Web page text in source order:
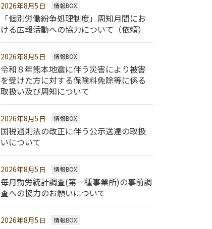
2026年8月5日 情報BOX
「個別労働紛争処理制度」周知月間にお
ける広報活動への協力について（依頼）
2026年8月5日 情報BOX
令和８年熊本地震に伴う災害により被害
を受けた方に対する保険料免除等に係る
取扱い及び周知について
2026年8月5日 情報BOX
国税通則法の改正に伴う公示送達の取扱
いについて
2026年8月5日 情報BOX
毎月勤労統計調査(第一種事業所)の事前調
査への協力のお願いについて
2026年8月5日 情報BOX